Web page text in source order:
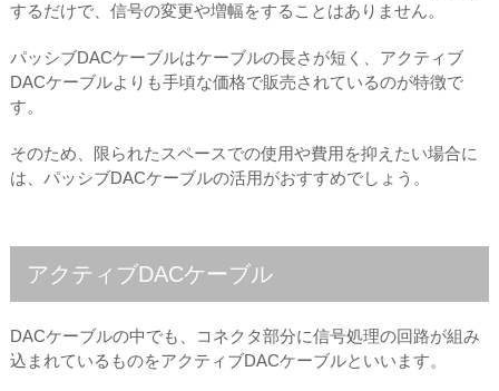
するだけで、信号の変更や増幅をすることはありません。
パッシブDACケーブルはケーブルの長さが短く、アクティブ
DACケーブルよりも手頃な価格で販売されているのが特徴で
す。
そのため、限られたスペースでの使用や費用を抑えたい場合に
は、パッシブDACケーブルの活用がおすすめでしょう。
アクティブDACケーブル
DACケーブルの中でも、コネクタ部分に信号処理の回路が組み
込まれているものをアクティブDACケーブルといいます。